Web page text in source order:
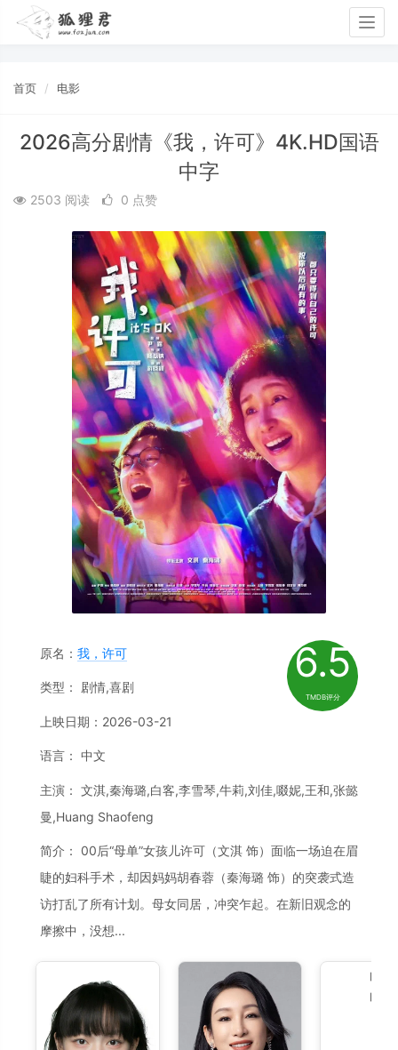
首页 电影
2026高分剧情《我，许可》4K.HD国语
中字
2503 阅读 0 点赞
6.5
TMDB评分
原名： 我，许可
类型： 剧情,喜剧
上映日期：2026-03-21
语言： 中文
主演： 文淇,秦海璐,白客,李雪琴,牛莉,刘佳,啜妮,王和,张懿
曼,Huang Shaofeng
简介： 00后“母单”女孩儿许可（文淇 饰）面临一场迫在眉
睫的妇科手术，却因妈妈胡春蓉（秦海璐 饰）的突袭式造
访打乱了所有计划。母女同居，冲突乍起。在新旧观念的
摩擦中，没想...
白客
白客